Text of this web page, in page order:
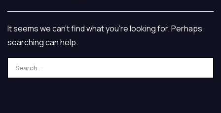
It seems we can’t find what you’re looking for. Perhaps
searching can help.